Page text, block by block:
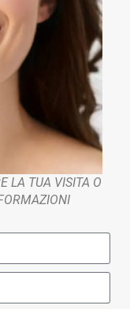
LA TUA VISITA O